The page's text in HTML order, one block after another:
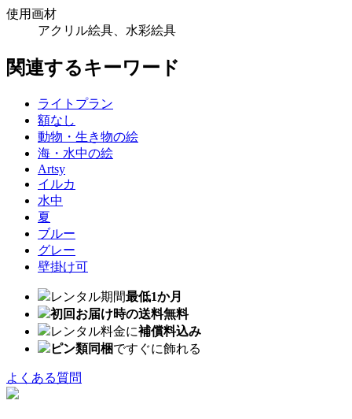
使用画材
アクリル絵具、水彩絵具
関連するキーワード
ライトプラン
額なし
動物・生き物の絵
海・水中の絵
Artsy
イルカ
水中
夏
ブルー
グレー
壁掛け可
レンタル期間最低1か月
初回お届け時の送料無料
レンタル料金に補償料込み
ピン類同梱ですぐに飾れる
よくある質問